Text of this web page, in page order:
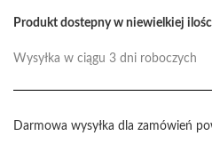
Produkt dostepny w niewielkiej
Wysyłka w ciągu 3 dni roboczych
Darmowa wysyłka dla zamówień